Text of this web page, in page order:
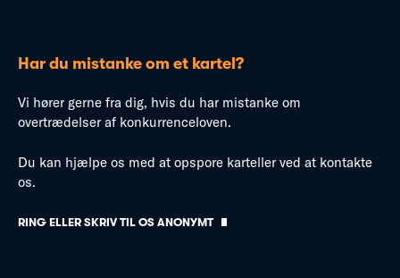
Har du mistanke om et kartel?
Vi hører gerne fra dig, hvis du har mistanke om
overtrædelser af konkurrenceloven.
Du kan hjælpe os med at opspore karteller ved at kontakte
os.
RING ELLER SKRIV TIL OS ANONYMT